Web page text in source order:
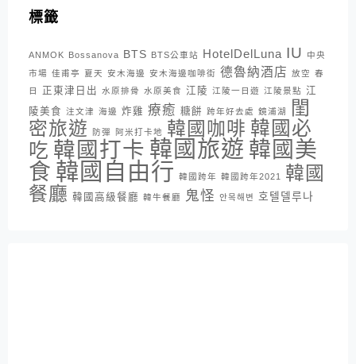
標籤
ANMOK Bossanova BTS BTS公車站 HotelDelLuna IU
中央
市場 佳甫亭 夏天 安木海邊 安木海邊咖啡街 德魯納酒店 放空 春
日
正東津日出 水原排骨 水原美食 江陵 江陵一日遊 江陵景點 江
陵美食 注文津 海邊 炸雞 療癒 糖餅 跨年好去處 鏡浦湖
閨
密旅遊
防彈 阿米打卡地 韓國咖啡 韓國必
吃 韓國打卡 韓國旅遊 韓國美
食 韓國自由行 韓國跨年 韓國跨年2021
韓國
餐廳 韓國高級餐廳 韓牛餐廳 鬼怪 안목해변 호텔델루나